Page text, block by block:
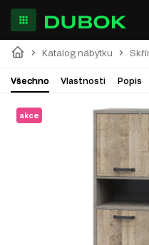
Katalog nábytku
Všechno Vlastnosti Popis
akce